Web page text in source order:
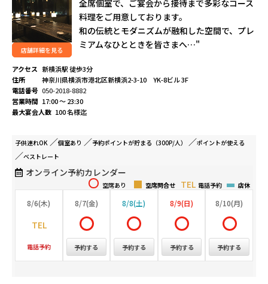
店舗詳細を見る
全席個室で、ご宴会から接待まで多彩なコース
料理をご用意しております。
和の伝統とモダニズムが融和した空間で、プレ
ミアムなひとときを皆さまへ…"
アクセス 新横浜駅 徒歩3分
住所
神奈川県横浜市港北区新横浜2-3-10 YK-8ビル 3F
電話番号 050-2018-8882
営業時間 17:00 ～ 23:30
最大宴会人数 100 名様迄
子供連れOK 個室あり 予約ポイントが貯まる（300P/人） ポイントが使える
ベストレート
オンライン予約カレンダー
店休
電話予約
空席問合せ
空席あり
8/6(木)
電話予約
8/7(金)
予約する
8/8(土)
予約する
8/9(日)
予約する
8/10(月)
予約する